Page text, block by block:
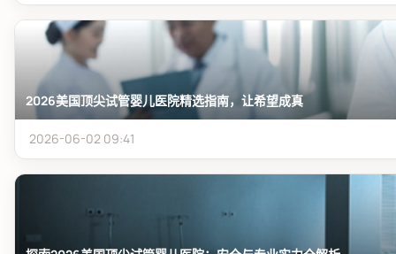
2026美国顶尖试管婴儿医院精选指南，让希望成真
2026-06-02 09:41